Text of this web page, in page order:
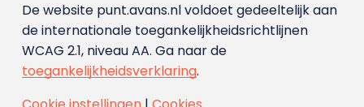
De website punt.avans.nl voldoet gedeeltelijk aan
de internationale toegankelijkheidsrichtlijnen
WCAG 2.1, niveau AA. Ga naar de
toegankelijkheidsverklaring.